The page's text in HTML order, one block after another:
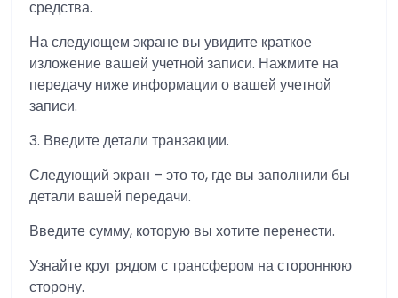
средства.
На следующем экране вы увидите краткое
изложение вашей учетной записи. Нажмите на
передачу ниже информации о вашей учетной
записи.
3. Введите детали транзакции.
Следующий экран – это то, где вы заполнили бы
детали вашей передачи.
Введите сумму, которую вы хотите перенести.
Узнайте круг рядом с трансфером на стороннюю
сторону.